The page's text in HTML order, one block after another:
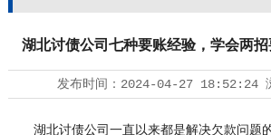
湖北讨债公司七种要账经验，学会两招
发布时间： 2024-04-27 18:52:24
湖北讨债公司 一直以来都是解决欠款问题